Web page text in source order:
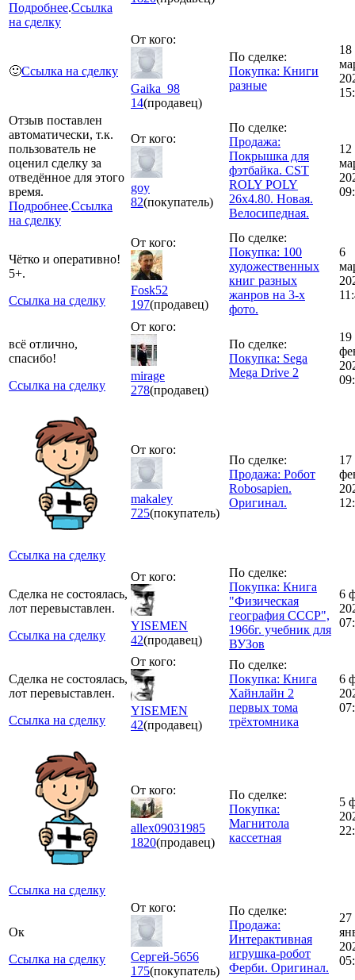
Подробнее.Ссылка
на сделку
🙂Ссылка на сделку
От кого:
Gaika_98
14(продавец)
По сделке:
Покупка: Книги
разные
18
Отзыв поставлен
автоматически, т.к.
пользователь не
оценил сделку за
отведённое для этого
время.
Подробнее.Ссылка
на сделку
От кого:
goy
82(покупатель)
По сделке:
Продажа:
Покрышка для
фэтбайка. CST
ROLY POLY
26x4.80. Новая.
Велосипедная.
12
Чётко и оперативно!
5+.
Ссылка на сделку
От кого:
Fosk52
197(продавец)
По сделке:
Покупка: 100
художественных
книг разных
жанров на 3-х
фото.
6
всё отлично,
спасибо!
Ссылка на сделку
От кого:
mirage
278(продавец)
По сделке:
Покупка: Sega
Mega Drive 2
19
Ссылка на сделку
От кого:
makaley
725(покупатель)
По сделке:
Продажа: Робот
Robosapien.
Оригинал.
17
Сделка не состоялась,
лот перевыставлен.
Ссылка на сделку
От кого:
YISEMEN
42(продавец)
По сделке:
Покупка: Книга
"Физическая
география СССР",
1966г. учебник для
ВУЗов
6
Сделка не состоялась,
лот перевыставлен.
Ссылка на сделку
От кого:
YISEMEN
42(продавец)
По сделке:
Покупка: Книга
Хайнлайн 2
первых тома
трёхтомника
6
Ссылка на сделку
От кого:
allex09031985
1820(продавец)
По сделке:
Покупка:
Магнитола
кассетная
5
Ок
Ссылка на сделку
От кого:
Сергей-5656
175(покупатель)
По сделке:
Продажа:
Интерактивная
игрушка-робот
Фeрби. Оригинал.
27